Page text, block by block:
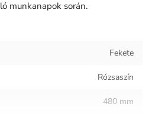
munkanapok során.
Fekete
Rózsaszín
480 mm